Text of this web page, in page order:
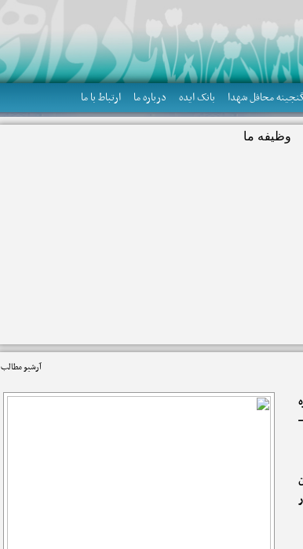
محافل شهدا بانک ایده درباره ما ارتباط با ما
آرشیو مطالب